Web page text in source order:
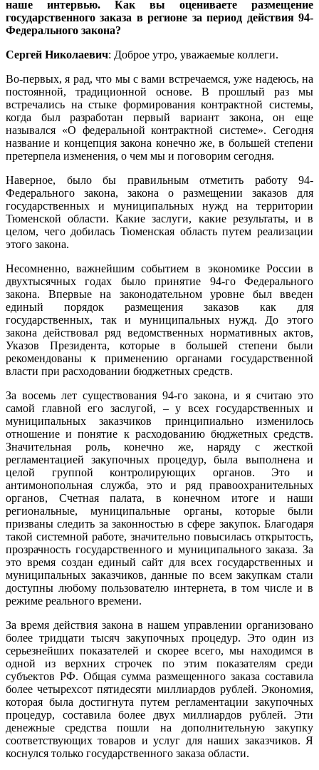
наше интервью. Как вы оцениваете размещение
государственного заказа в регионе за период действия 94-
Федерального закона?
Сергей Николаевич: Доброе утро, уважаемые коллеги.
Во-первых, я рад, что мы с вами встречаемся, уже надеюсь, на
постоянной, традиционной основе. В прошлый раз мы
встречались на стыке формирования контрактной системы,
когда был разработан первый вариант закона, он еще
назывался «О федеральной контрактной системе». Сегодня
название и концепция закона конечно же, в большей степени
претерпела изменения, о чем мы и поговорим сегодня.
Наверное, было бы правильным отметить работу 94-
Федерального закона, закона о размещении заказов для
государственных и муниципальных нужд на территории
Тюменской области. Какие заслуги, какие результаты, и в
целом, чего добилась Тюменская область путем реализации
этого закона.
Несомненно, важнейшим событием в экономике России в
двухтысячных годах было принятие 94-го Федерального
закона. Впервые на законодательном уровне был введен
единый порядок размещения заказов как для
государственных, так и муниципальных нужд. До этого
закона действовал ряд ведомственных нормативных актов,
Указов Президента, которые в большей степени были
рекомендованы к применению органами государственной
власти при расходовании бюджетных средств.
За восемь лет существования 94-го закона, и я считаю это
самой главной его заслугой, – у всех государственных и
муниципальных заказчиков принципиально изменилось
отношение и понятие к расходованию бюджетных средств.
Значительная роль, конечно же, наряду с жесткой
регламентацией закупочных процедур, была выполнена и
целой группой контролирующих органов. Это и
антимонопольная служба, это и ряд правоохранительных
органов, Счетная палата, в конечном итоге и наши
региональные, муниципальные органы, которые были
призваны следить за законностью в сфере закупок. Благодаря
такой системной работе, значительно повысилась открытость,
прозрачность государственного и муниципального заказа. За
это время создан единый сайт для всех государственных и
муниципальных заказчиков, данные по всем закупкам стали
доступны любому пользователю интернета, в том числе и в
режиме реального времени.
За время действия закона в нашем управлении организовано
более тридцати тысяч закупочных процедур. Это один из
серьезнейших показателей и скорее всего, мы находимся в
одной из верхних строчек по этим показателям среди
субъектов РФ. Общая сумма размещенного заказа составила
более четырехсот пятидесяти миллиардов рублей. Экономия,
которая была достигнута путем регламентации закупочных
процедур, составила более двух миллиардов рублей. Эти
денежные средства пошли на дополнительную закупку
соответствующих товаров и услуг для наших заказчиков. Я
коснулся только государственного заказа области.